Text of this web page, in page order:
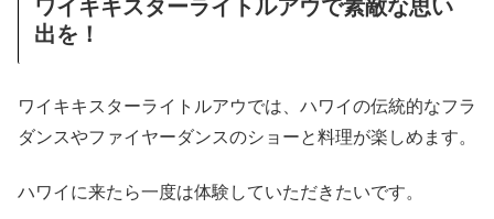
ワイキキスターライトルアウで素敵な思い
出を！
ワイキキスターライトルアウでは、ハワイの伝統的なフラ
ダンスやファイヤーダンスのショーと料理が楽しめます。
ハワイに来たら一度は体験していただきたいです。